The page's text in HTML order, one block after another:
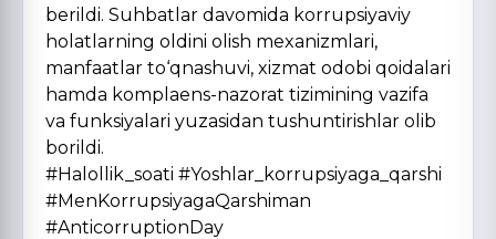
berildi. Suhbatlar davomida korrupsiyaviy
holatlarning oldini olish mexanizmlari,
manfaatlar to‘qnashuvi, xizmat odobi qoidalari
hamda komplaens-nazorat tizimining vazifa
va funksiyalari yuzasidan tushuntirishlar olib
borildi.
#Halollik_soati #Yoshlar_korrupsiyaga_qarshi
#MenKorrupsiyagaQarshiman
#AnticorruptionDay